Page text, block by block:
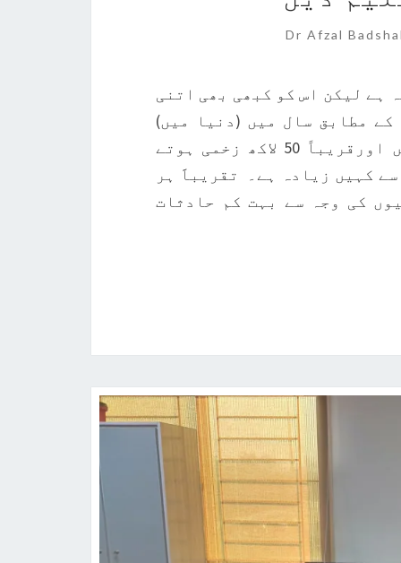
Dr Afzal
ہے لیکن اس کو کبھی بھی اتنی
مطابق سال میں (دنیا میں)
قریباََ 14 لاکھ افراد حادثات میں مارے جاتے ہیں اورقریباً 50 لاکھ زخمی ہوتے
کہیں زیادہ ہے۔ تقریباََ ہر
کی وجہ سے بہت کم حادثات